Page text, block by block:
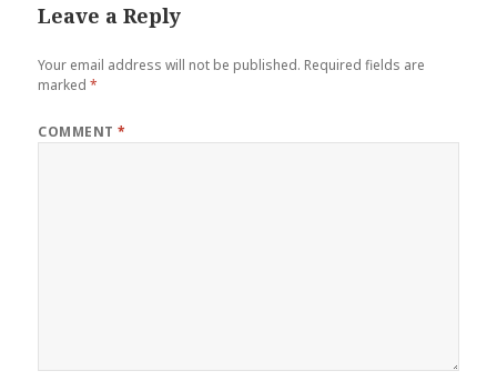
Leave a Reply
Your email address will not be published. Required fields are
marked*
COMMENT*